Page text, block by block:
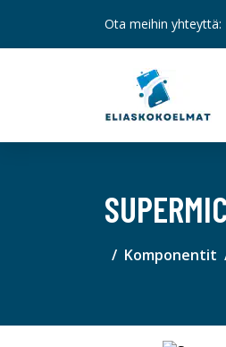
Ota meihin yhteyttä:
Komponentit